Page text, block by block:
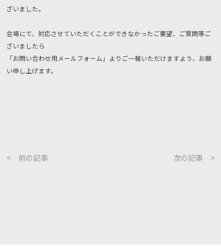
ざいました。
会場にて、対応させていただくことができなかったご要望、ご質問等ご
ざいましたら
「お問い合わせ用メールフォーム」よりご一報いただけますよう、お願
い申し上げます。
< 前の記事 次の記事 >